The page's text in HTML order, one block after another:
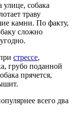
собака
траву
камни. По факту,
сложно
стрессе,
грубо поданной
прячется,
всего два